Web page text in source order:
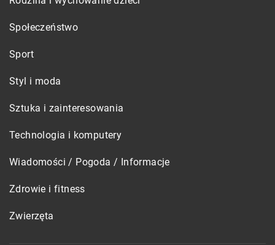
Społeczeństwo
Sport
Styl i moda
Sztuka i zainteresowania
Technologia i komputery
Wiadomości / Pogoda / Informacje
Zdrowie i fitness
Zwierzęta